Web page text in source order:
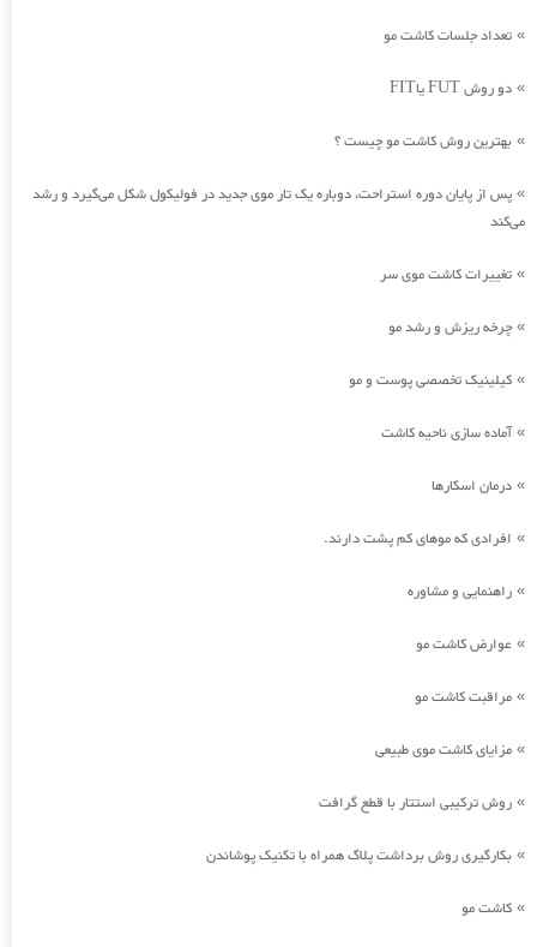
» تعداد جلسات کاشت مو
» دو روش FUT یاFIT
» بهترین روش کاشت مو چیست ؟
» پس از پایان دوره استراحت، دوباره یک تار موی جدید در فولیکول شکل می‌گیرد و رشد
می‌کند
» تغییرات کاشت موی سر
» چرخه ریزش و رشد مو
» کیلینیک تخصصی پوست و مو
»آماده سازی ناحیه کاشت
» درمان اسکارها
» افرادی که موهای کم پشت دارند.
» راهنمایی و مشاوره
» عوارض کاشت مو
» مراقبت کاشت مو
» مزایای کاشت موی طبیعی
» روش ترکیبی استتار با قطع گرافت
» بکارگیری روش برداشت پلاگ همراه با تکنیک پوشاندن
» کاشت مو